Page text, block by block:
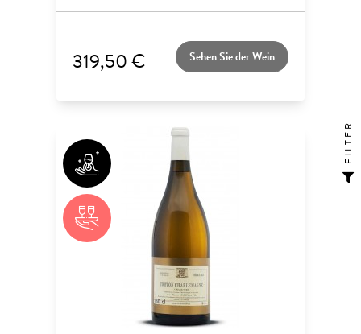
319,50 € Sehen Sie der Wein
FILTER